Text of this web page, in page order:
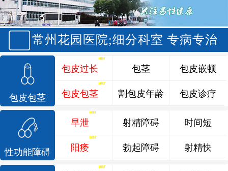
常州花园医院;细分科室 专病专治
包皮包茎
包皮过长
包皮包茎
包茎
割包皮年龄
包皮嵌顿
包皮诊疗
性功能障碍
早泄
阳痿
射精障碍
勃起障碍
时间短
射精快